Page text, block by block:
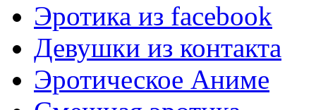
Эротика из facebook
Девушки из контакта
Эротическое Аниме